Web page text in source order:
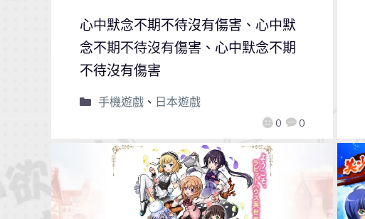
0 0
心中默念不期不待沒有傷害、心中默
念不期不待沒有傷害、心中默念不期
不待沒有傷害
手機遊戲、 日本遊戲